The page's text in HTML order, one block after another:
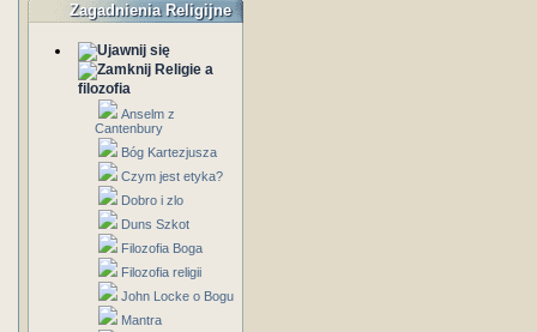
Zagadnienia Religijne
Religie a
filozofia
Anselm z
Cantenbury
Bóg Kartezjusza
Czym jest etyka?
Dobro i zlo
Duns Szkot
Filozofia Boga
Filozofia religii
John Locke o Bogu
Mantra